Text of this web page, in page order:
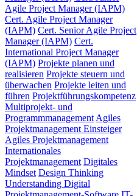
Agile Project Manager (IAPM)
Cert. Agile Project Manager
(IAPM) Cert. Senior Agile Project
Manager (IAPM) Cert.
International Project Manager
(IAPM) Projekte planen und
realisieren Projekte steuern und
überwachen Projekte leiten und
führen Projektführungskompetenz
Multiprojekt- und
Programmmanagement Agiles
Projektmanagement Einsteiger
Agiles Projektmanagement
Internationales
Projektmanagement Digitales
Mindset Design Thinking
Understanding Digital